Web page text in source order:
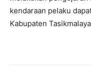
kendaraan pelaku
Kabupaten